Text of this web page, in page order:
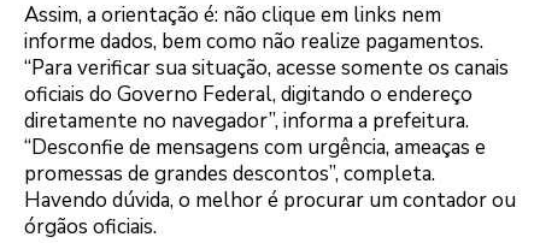
Assim, a orientação é: não clique em links nem
informe dados, bem como não realize pagamentos.
“Para verificar sua situação, acesse somente os canais
oficiais do Governo Federal, digitando o endereço
diretamente no navegador”, informa a prefeitura.
“Desconfie de mensagens com urgência, ameaças e
promessas de grandes descontos”, completa.
Havendo dúvida, o melhor é procurar um contador ou
órgãos oficiais.